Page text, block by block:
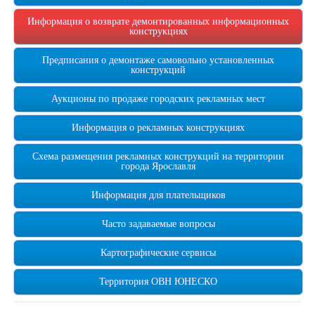
Информация о возврате демонтированных информационных
конструкциях
Предписания о демонтаже самовольно установленных
конструкций
Аукционы по продаже городских рекламных мест
Информация о рекламных конструкциях
Схема размещения рекламных конструкций на территории
города Ярославля
Информация для плательщиков
Часто задаваемые вопросы
Картографические сервисы
Территория ОВН ЮНЕСКО